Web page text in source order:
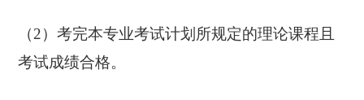
（2）考完本专业考试计划所规定的理论课程且
考试成绩合格。